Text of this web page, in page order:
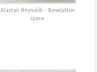
Alastair Reynolds - Revelation
space